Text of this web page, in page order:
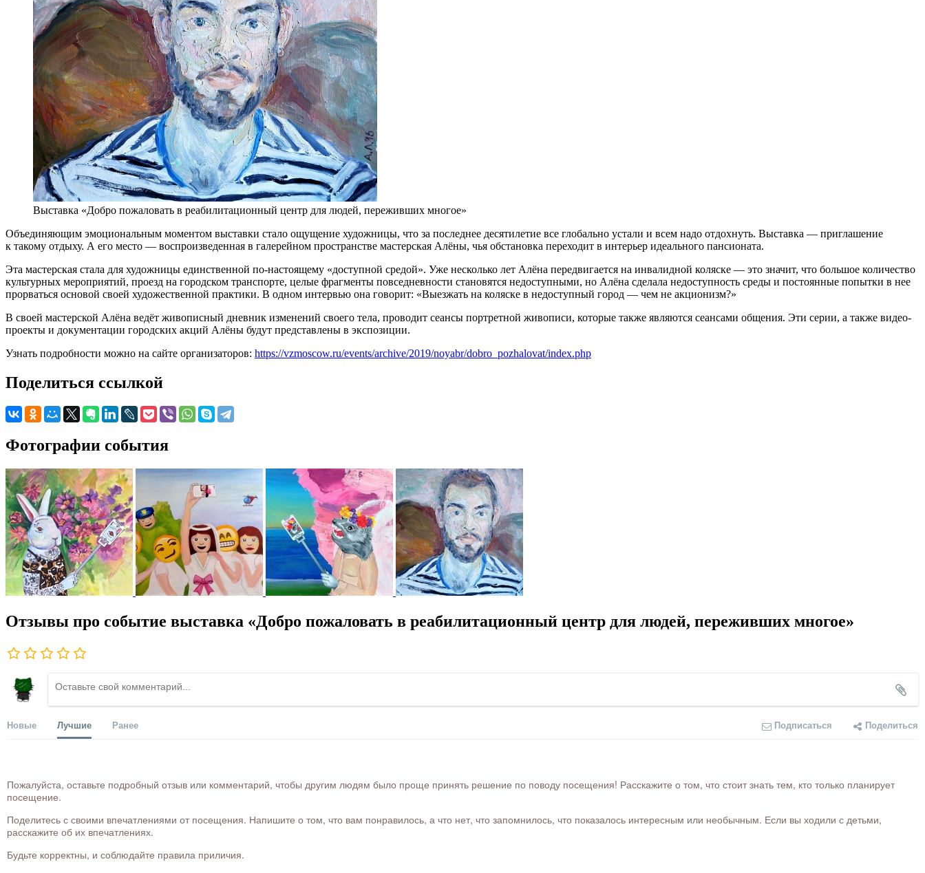
Выставка «Добро пожаловать в реабилитационный центр для людей, переживших многое»
Объединяющим эмоциональным моментом выставки стало ощущение художницы, что за последнее десятилетие все глобально устали и всем надо отдохнуть. Выставка — приглашение
к такому отдыху. А его место — воспроизведенная в галерейном пространстве мастерская Алёны, чья обстановка переходит в интерьер идеального пансионата.
Эта мастерская стала для художницы единственной по-настоящему «доступной средой». Уже несколько лет Алёна передвигается на инвалидной коляске — это значит, что большое количество
культурных мероприятий, проезд на городском транспорте, целые фрагменты повседневности становятся недоступными, но Алёна сделала недоступность среды и постоянные попытки в нее
прорваться основой своей художественной практики. В одном интервью она говорит: «Выезжать на коляске в недоступный город — чем не акционизм?»
В своей мастерской Алёна ведёт живописный дневник изменений своего тела, проводит сеансы портретной живописи, которые также являются сеансами общения. Эти серии, а также видео-
проекты и документации городских акций Алёны будут представлены в экспозиции.
Узнать подробности можно на сайте организаторов: https://vzmoscow.ru/events/archive/2019/noyabr/dobro_pozhalovat/index.php
Поделиться ссылкой
Фотографии события
Отзывы про событие выставка «Добро пожаловать в реабилитационный центр для людей, переживших многое»
Новые Лучшие Ранее Подписаться Поделиться
Пожалуйста, оставьте подробный отзыв или комментарий, чтобы другим людям было проще принять решение по поводу посещения! Расскажите о том, что стоит знать тем, кто только планирует
посещение.
Поделитесь с своими впечатлениями от посещения. Напишите о том, что вам понравилось, а что нет, что запомнилось, что показалось интересным или необычным. Если вы ходили с детьми,
расскажите об их впечатлениях.
Будьте корректны, и соблюдайте правила приличия.